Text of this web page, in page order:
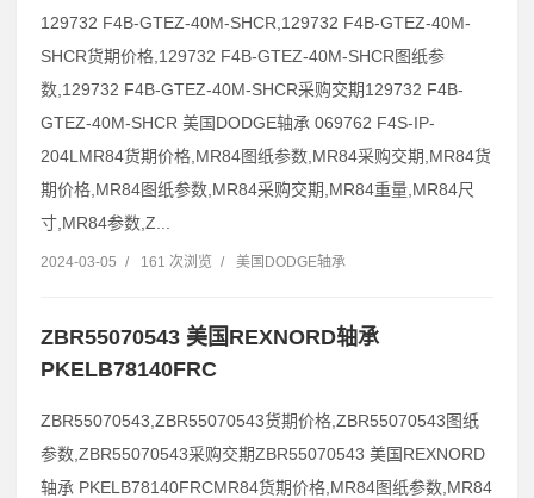
129732 F4B-GTEZ-40M-SHCR,129732 F4B-GTEZ-40M-
SHCR货期价格,129732 F4B-GTEZ-40M-SHCR图纸参
数,129732 F4B-GTEZ-40M-SHCR采购交期129732 F4B-
GTEZ-40M-SHCR 美国DODGE轴承 069762 F4S-IP-
204LMR84货期价格,MR84图纸参数,MR84采购交期,MR84货
期价格,MR84图纸参数,MR84采购交期,MR84重量,MR84尺
寸,MR84参数,Z...
2024-03-05 / 161 次浏览 / 美国DODGE轴承
ZBR55070543 美国REXNORD轴承
PKELB78140FRC
ZBR55070543,ZBR55070543货期价格,ZBR55070543图纸
参数,ZBR55070543采购交期ZBR55070543 美国REXNORD
轴承 PKELB78140FRCMR84货期价格,MR84图纸参数,MR84